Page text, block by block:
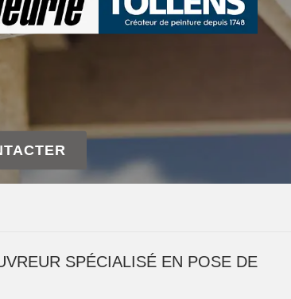
SPÉCIALISÉ EN POSE DE